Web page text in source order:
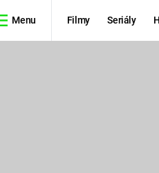
Menu Filmy Seriály